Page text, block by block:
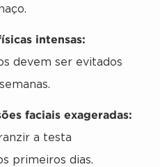
intensas:
devem ser evitados
faciais exageradas:
a testa
primeiros dias.